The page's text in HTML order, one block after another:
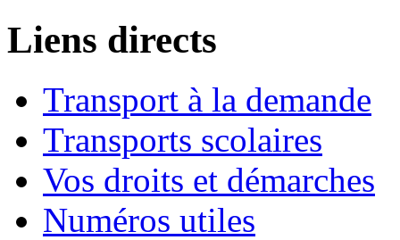
Liens directs
Transport à la demande
Transports scolaires
Vos droits et démarches
Numéros utiles